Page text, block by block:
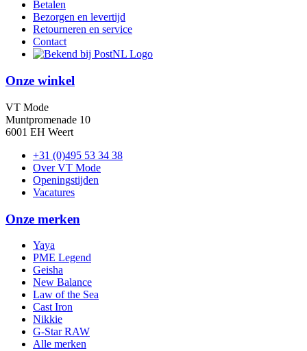
Betalen
Bezorgen en levertijd
Retourneren en service
Contact
Onze winkel
VT Mode
Muntpromenade 10
6001 EH Weert
+31 (0)495 53 34 38
Over VT Mode
Openingstijden
Vacatures
Onze merken
Yaya
PME Legend
Geisha
New Balance
Law of the Sea
Cast Iron
Nikkie
G-Star RAW
Alle merken